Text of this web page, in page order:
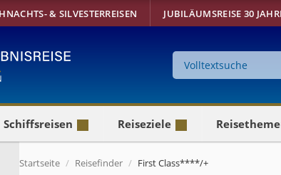
& SILVESTERREISEN JUBILÄUMSREISE 30
Suche
auf
Schiffsreisen Reiseziele
Startseite Reisefinder First Class****/+